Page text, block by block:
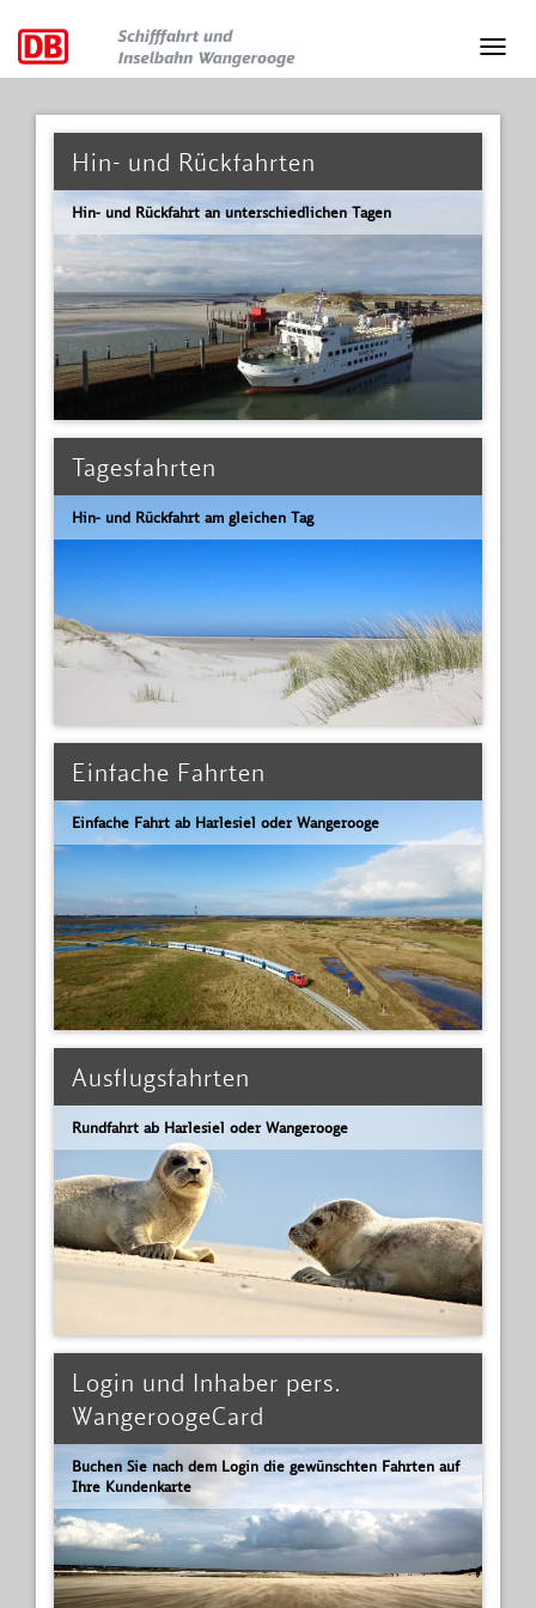
Hin- und Rückfahrten
Hin- und Rückfahrt an unterschiedlichen Tagen
Tagesfahrten
Hin- und Rückfahrt am gleichen Tag
Einfache Fahrten
Einfache Fahrt ab Harlesiel oder Wangerooge
Ausflugsfahrten
Rundfahrt ab Harlesiel oder Wangerooge
Login und Inhaber pers.
WangeroogeCard
Buchen Sie nach dem Login die gewünschten Fahrten auf
Ihre Kundenkarte